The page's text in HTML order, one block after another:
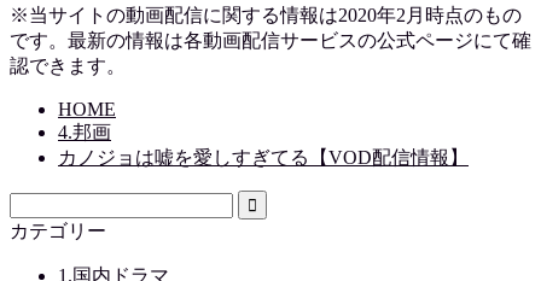
※当サイトの動画配信に関する情報は2020年2月時点のもの
です。最新の情報は各動画配信サービスの公式ページにて確
認できます。
HOME
4.邦画
カノジョは嘘を愛しすぎてる【VOD配信情報】
カテゴリー
1.国内ドラマ